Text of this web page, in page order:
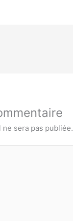
sera pas publiée.